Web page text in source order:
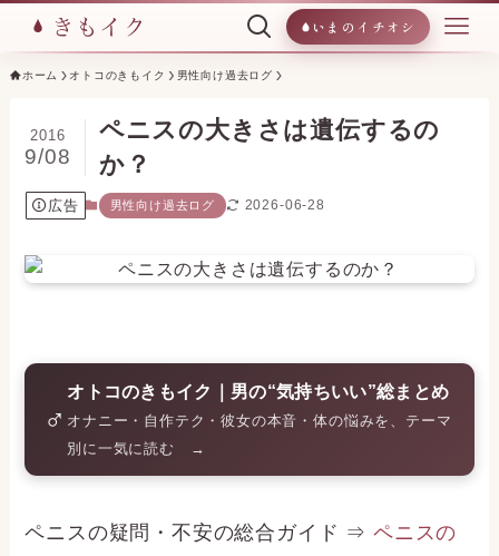
いまのイチオシ
ホーム オトコのきもイク 男性向け過去ログ
ペニスの大きさは遺伝するの
か？
2016
9/08
広告 男性向け過去ログ 2026-06-28
♂
オトコのきもイク｜男の“気持ちいい”総まとめ
オナニー・自作テク・彼女の本音・体の悩みを、テーマ
別に一気に読む →
ペニスの疑問・不安の総合ガイド ⇒ ペニスの